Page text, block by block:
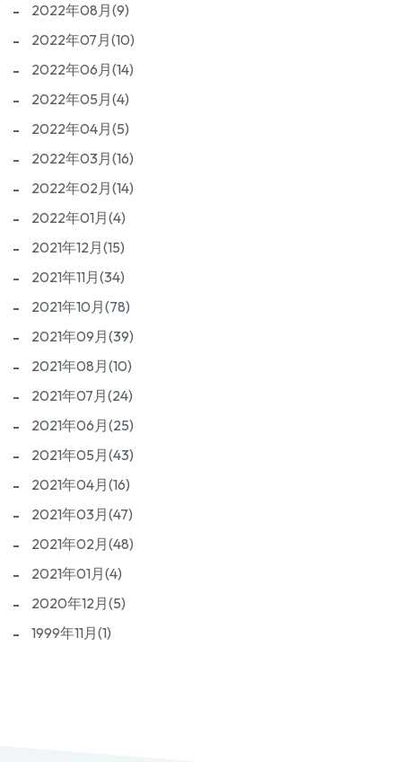
2022年08月(9)
2022年07月(10)
2022年06月(14)
2022年05月(4)
2022年04月(5)
2022年03月(16)
2022年02月(14)
2022年01月(4)
2021年12月(15)
2021年11月(34)
2021年10月(78)
2021年09月(39)
2021年08月(10)
2021年07月(24)
2021年06月(25)
2021年05月(43)
2021年04月(16)
2021年03月(47)
2021年02月(48)
2021年01月(4)
2020年12月(5)
1999年11月(1)